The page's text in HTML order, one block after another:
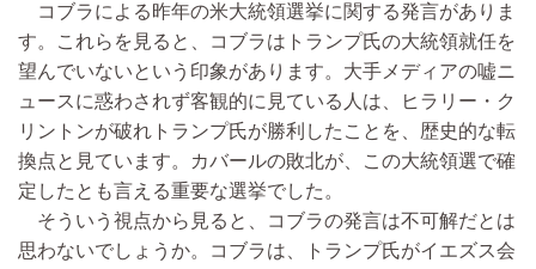
コブラによる昨年の米大統領選挙に関する発言がありま
す。これらを見ると、コブラはトランプ氏の大統領就任を
望んでいないという印象があります。大手メディアの嘘ニ
ュースに惑わされず客観的に見ている人は、ヒラリー・ク
リントンが破れトランプ氏が勝利したことを、歴史的な転
換点と見ています。カバールの敗北が、この大統領選で確
定したとも言える重要な選挙でした。
そういう視点から見ると、コブラの発言は不可解だとは
思わないでしょうか。コブラは、トランプ氏がイエズス会